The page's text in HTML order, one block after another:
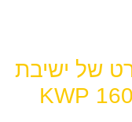
של ישיבת